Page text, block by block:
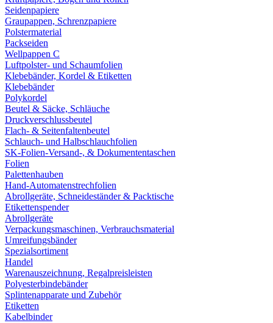
Seidenpapiere
Graupappen, Schrenzpapiere
Polstermaterial
Packseiden
Wellpappen C
Luftpolster- und Schaumfolien
Klebebänder, Kordel & Etiketten
Klebebänder
Polykordel
Beutel & Säcke, Schläuche
Druckverschlussbeutel
Flach- & Seitenfaltenbeutel
Schlauch- und Halbschlauchfolien
SK-Folien-Versand-, & Dokumententaschen
Folien
Palettenhauben
Hand-Automatenstrechfolien
Abrollgeräte, Schneideständer & Packtische
Etikettenspender
Abrollgeräte
Verpackungsmaschinen, Verbrauchsmaterial
Umreifungsbänder
Spezialsortiment
Handel
Warenauszeichnung, Regalpreisleisten
Polyesterbindebänder
Splintenapparate und Zubehör
Etiketten
Kabelbinder